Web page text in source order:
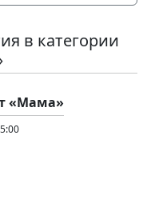
в категории
«Мама»